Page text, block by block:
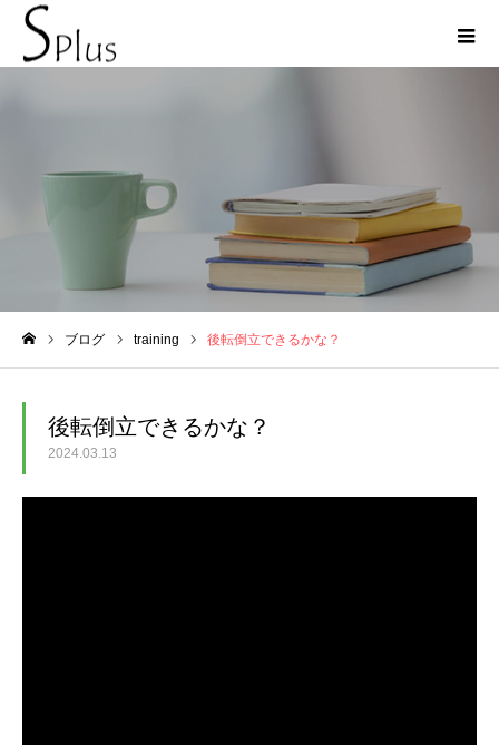
ブログ
ブログ training 後転倒立できるかな？
後転倒立できるかな？
2024.03.13